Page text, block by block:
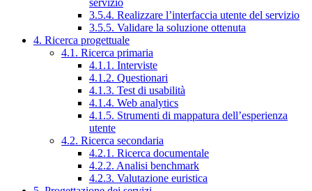
3.5.4. Realizzare l’interfaccia utente del servizio
3.5.5. Validare la soluzione ottenuta
4. Ricerca progettuale
4.1. Ricerca primaria
4.1.1. Interviste
4.1.2. Questionari
4.1.3. Test di usabilità
4.1.4. Web analytics
4.1.5. Strumenti di mappatura dell’esperienza
utente
4.2. Ricerca secondaria
4.2.1. Ricerca documentale
4.2.2. Analisi benchmark
4.2.3. Valutazione euristica